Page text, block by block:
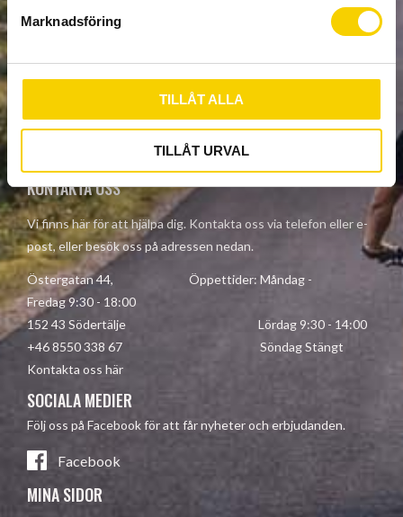
s
v
a
l
Marknadsföring
TILLÅT ALLA
TILLÅT URVAL
Your personal information is processed in accordance with our
privacy policy
KONTAKTA OSS
Vi finns här för att hjälpa dig. Kontakta oss via telefon eller e-
post, eller besök oss på adressen nedan.
Östergatan 44, Öppettider: Måndag -
Fredag 9:30 - 18:00
152 43 Södertälje Lördag 9:30 - 14:00
+46 8550 338 67 Söndag Stängt
Kontakta oss här
SOCIALA MEDIER
Följ oss på Facebook för att får nyheter och erbjudanden.
Facebook
MINA SIDOR